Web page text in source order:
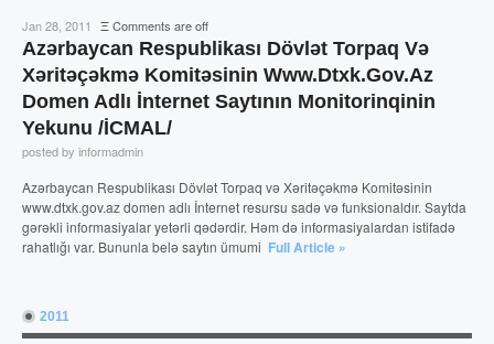
Jan 28, 2011 ΞComments are off
Azərbaycan Respublikası Dövlət Torpaq Və
Xəritəçəkmə Komitəsinin Www.dtxk.gov.az
Domen Adlı İnternet Saytının Monitorinqinin
Yekunu /İCMAL/
posted by informadmin
Azərbaycan Respublikası Dövlət Torpaq və Xəritəçəkmə Komitəsinin
www.dtxk.gov.az domen adlı İnternet resursu sadə və funksionaldır. Saytda
gərəkli informasiyalar yetərli qədərdir. Həm də informasiyalardan istifadə
rahatlığı var. Bununla belə saytın ümumi Full Article »
2011